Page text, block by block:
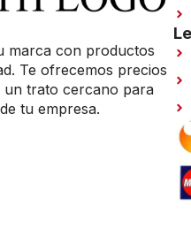
marca con productos
Te ofrecemos precios
trato cercano para
tu empresa.